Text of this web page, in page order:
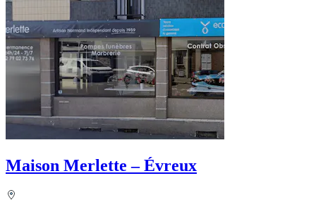
Maison Merlette – Évreux